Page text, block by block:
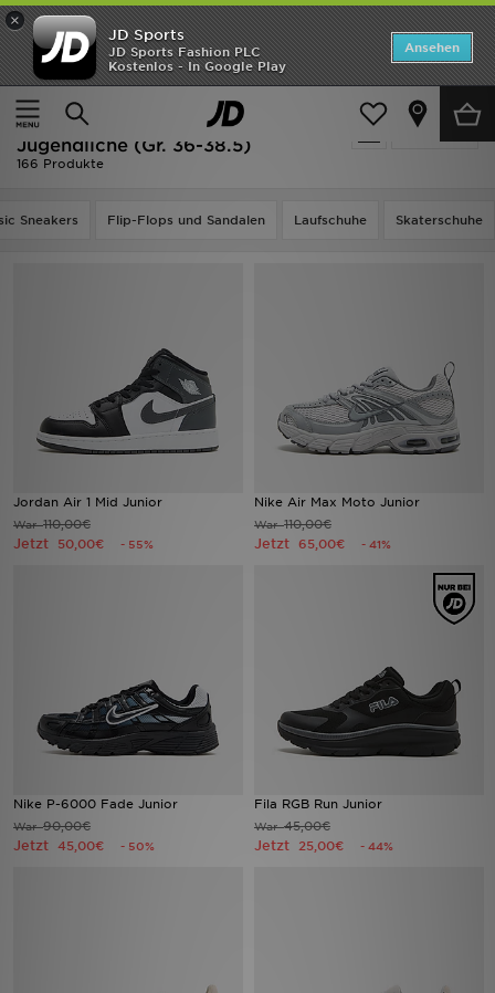
×
JD Sports
JD Sports Fashion PLC
Kostenlos - In Google Play
Ansehen
Startseite
Kinder Schuhe Jugendliche (Gr. 36-38.5)
verfeinern
Ausverkauf | Kinder - Schuhe
Jugendliche (Gr. 36-38.5)
166 Produkte
Sneakers Flip-Flops und Sandalen Laufschuhe Skaterschuhe
Jordan Air 1 Mid Junior
War110,00€
Jetzt 50,00€ - 55%
Nike Air Max Moto Junior
War110,00€
Jetzt 65,00€ - 41%
Nike P-6000 Fade Junior
War90,00€
Jetzt 45,00€ - 50%
Fila RGB Run Junior
War45,00€
Jetzt 25,00€ - 44%
Startseite
ANGEBOTE
Marken
JD Exklusives
Fußball
Sport
Filialfinder
Mein JD
Meine Nachrichten
Bestellverfolgung